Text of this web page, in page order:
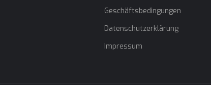
Geschäftsbedingungen
Datenschutzerklärung
Impressum